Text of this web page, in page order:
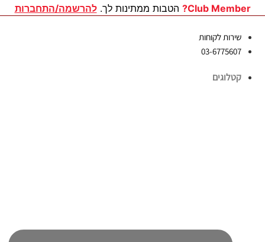
Club Member? הטבות ממתינות לך.להרשמה/התחברות
שירות לקוחות
03-6775607
קטלוגים